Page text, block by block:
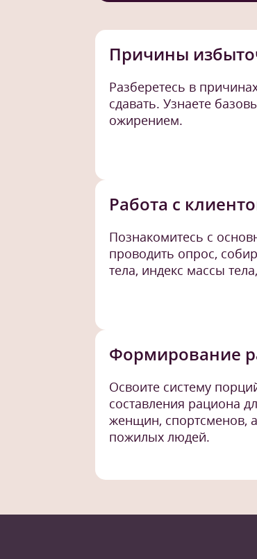
Причины
Разберетесь в
сдавать. Узнаете
ожирением.
Работа с
Познакомитесь с
проводить опрос,
тела, индекс массы
Формирование
Освоите систему
составления рациона
женщин, спортсменов,
пожилых людей.